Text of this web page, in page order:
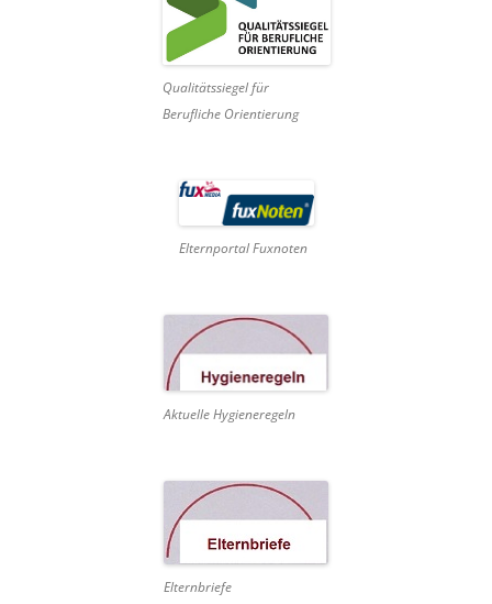
Qualitätssiegel für
Berufliche Orientierung
Elternportal Fuxnoten
Aktuelle Hygieneregeln
Elternbriefe